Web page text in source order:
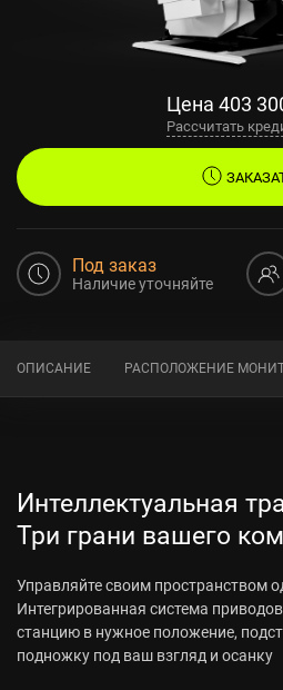
Цена 403
Рассчитать
Под заказ
Наличие уточняйте
ОПИСАНИЕ РАСПОЛОЖЕНИЕ
Интеллектуальная
Три грани вашего
Управляйте своим пространством
Интегрированная система
станцию в нужное положение,
подножку под ваш взгляд и осанку